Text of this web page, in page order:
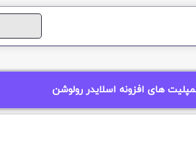
های افزونه اسلایدر رولوشن